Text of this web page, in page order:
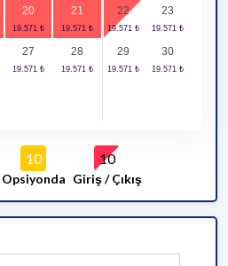
20 21 22 23
27 28 29 30
10
Opsiyonda
10
Giriş / Çıkış